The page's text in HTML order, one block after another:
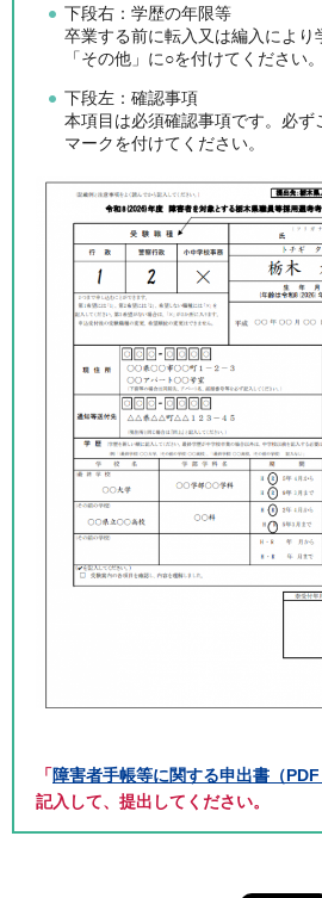
下段右：学歴の年限等
卒業する前に転入又は編入により
「その他」に○を付けてください。
下段左：確認事項
本項目は必須確認事項です。必ず
マークを付けてください。
「障害者手帳等に関する申出書（PDF
記入して、提出してください。